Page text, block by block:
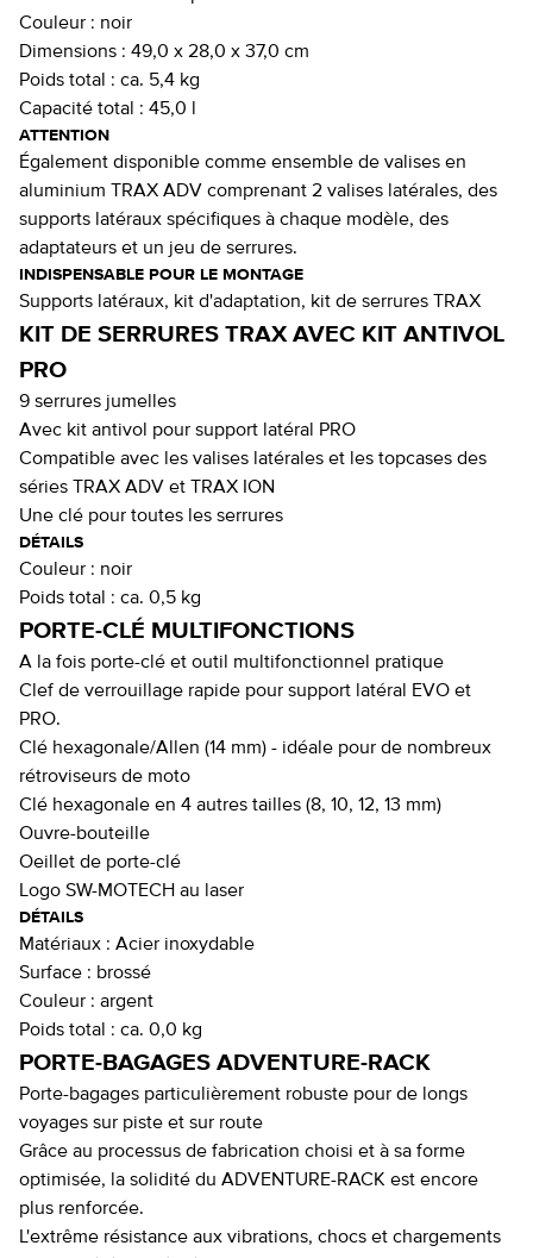
Couleur : noir
Dimensions : 49,0 x 28,0 x 37,0 cm
Poids total : ca. 5,4 kg
Capacité total : 45,0 l
ATTENTION
Également disponible comme ensemble de valises en
aluminium TRAX ADV comprenant 2 valises latérales, des
supports latéraux spécifiques à chaque modèle, des
adaptateurs et un jeu de serrures.
INDISPENSABLE POUR LE MONTAGE
Supports latéraux, kit d'adaptation, kit de serrures TRAX
KIT DE SERRURES TRAX AVEC KIT ANTIVOL
PRO
9 serrures jumelles
Avec kit antivol pour support latéral PRO
Compatible avec les valises latérales et les topcases des
séries TRAX ADV et TRAX ION
Une clé pour toutes les serrures
DÉTAILS
Couleur : noir
Poids total : ca. 0,5 kg
PORTE-CLÉ MULTIFONCTIONS
A la fois porte-clé et outil multifonctionnel pratique
Clef de verrouillage rapide pour support latéral EVO et
PRO.
Clé hexagonale/Allen (14 mm) - idéale pour de nombreux
rétroviseurs de moto
Clé hexagonale en 4 autres tailles (8, 10, 12, 13 mm)
Ouvre-bouteille
Oeillet de porte-clé
Logo SW-MOTECH au laser
DÉTAILS
Matériaux : Acier inoxydable
Surface : brossé
Couleur : argent
Poids total : ca. 0,0 kg
PORTE-BAGAGES ADVENTURE-RACK
Porte-bagages particulièrement robuste pour de longs
voyages sur piste et sur route
Grâce au processus de fabrication choisi et à sa forme
optimisée, la solidité du ADVENTURE-RACK est encore
plus renforcée.
L'extrême résistance aux vibrations, chocs et chargements